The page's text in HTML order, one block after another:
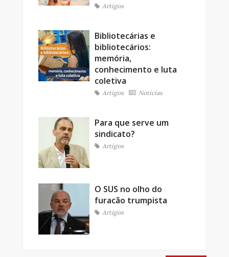
Artigos
Bibliotecárias e
bibliotecários:
memória,
conhecimento e luta
coletiva
Artigos Notícias
Para que serve um
sindicato?
Artigos
O SUS no olho do
furacão trumpista
Artigos